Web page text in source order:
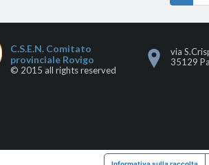
C.S.E.N. Comitato
provinciale Rovigo
© 2015 all rights reserved
via
35129